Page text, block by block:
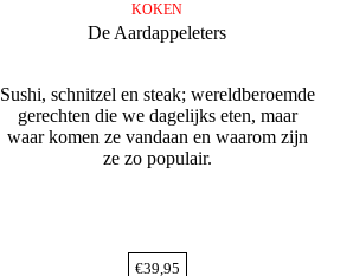
KOKEN
De Aardappeleters
Sushi, schnitzel en steak; wereldberoemde
gerechten die we dagelijks eten, maar
waar komen ze vandaan en waarom zijn
ze zo populair.
€39,95